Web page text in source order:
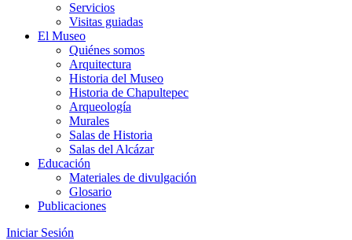
Servicios
Visitas guiadas
El Museo
Quiénes somos
Arquitectura
Historia del Museo
Historia de Chapultepec
Arqueología
Murales
Salas de Historia
Salas del Alcázar
Educación
Materiales de divulgación
Glosario
Publicaciones
Iniciar Sesión